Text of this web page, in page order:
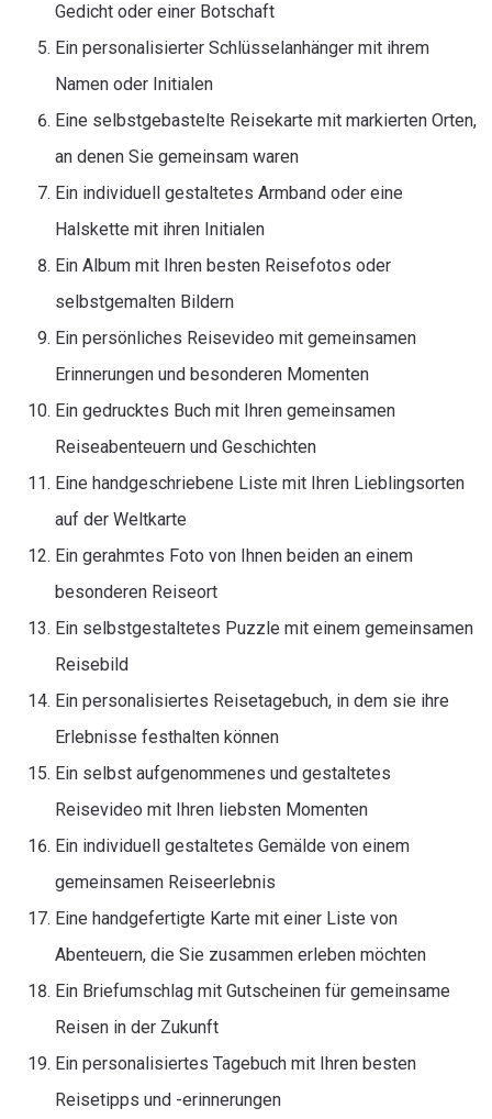
Gedicht oder einer Botschaft
Ein personalisierter Schlüsselanhänger mit ihrem
Namen oder Initialen
Eine selbstgebastelte Reisekarte mit markierten Orten,
an denen Sie gemeinsam waren
Ein individuell gestaltetes Armband oder eine
Halskette mit ihren Initialen
Ein Album mit Ihren besten Reisefotos oder
selbstgemalten Bildern
Ein persönliches Reisevideo mit gemeinsamen
Erinnerungen und besonderen Momenten
Ein gedrucktes Buch mit Ihren gemeinsamen
Reiseabenteuern und Geschichten
Eine handgeschriebene Liste mit Ihren Lieblingsorten
auf der Weltkarte
Ein gerahmtes Foto von Ihnen beiden an einem
besonderen Reiseort
Ein selbstgestaltetes Puzzle mit einem gemeinsamen
Reisebild
Ein personalisiertes Reisetagebuch, in dem sie ihre
Erlebnisse festhalten können
Ein selbst aufgenommenes und gestaltetes
Reisevideo mit Ihren liebsten Momenten
Ein individuell gestaltetes Gemälde von einem
gemeinsamen Reiseerlebnis
Eine handgefertigte Karte mit einer Liste von
Abenteuern, die Sie zusammen erleben möchten
Ein Briefumschlag mit Gutscheinen für gemeinsame
Reisen in der Zukunft
Ein personalisiertes Tagebuch mit Ihren besten
Reisetipps und -erinnerungen